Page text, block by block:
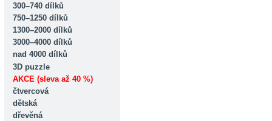
300–740 dílků
750–1250 dílků
1300–2000 dílků
3000–4000 dílků
nad 4000 dílků
3D puzzle
AKCE (sleva až 40 %)
čtvercová
dětská
dřevěná